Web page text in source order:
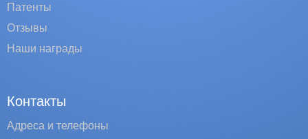
Патенты
Отзывы
Наши награды
Контакты
Адреса и телефоны